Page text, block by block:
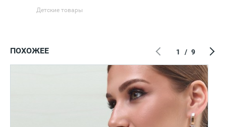
Детские товары
ПОХОЖЕЕ 1 / 9